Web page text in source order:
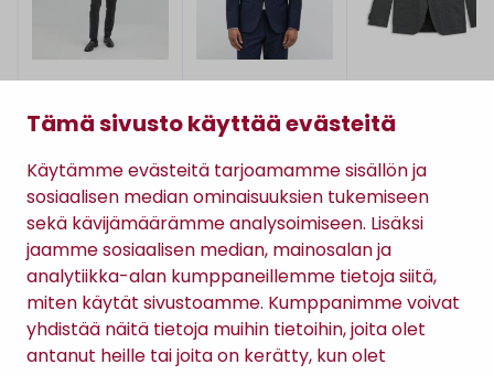
Tämä sivusto käyttää evästeitä
Käytämme evästeitä tarjoamamme sisällön ja
sosiaalisen median ominaisuuksien tukemiseen
sekä kävijämäärämme analysoimiseen. Lisäksi
jaamme sosiaalisen median, mainosalan ja
analytiikka-alan kumppaneillemme tietoja siitä,
miten käytät sivustoamme. Kumppanimme voivat
yhdistää näitä tietoja muihin tietoihin, joita olet
antanut heille tai joita on kerätty, kun olet
BARCELONA 5421 -
PUVUNTAKKI
-PUVUNTAKKI
BLEISERTAKKI
(499,00 €)
TILAA RATSULAN UUTISKIRJE